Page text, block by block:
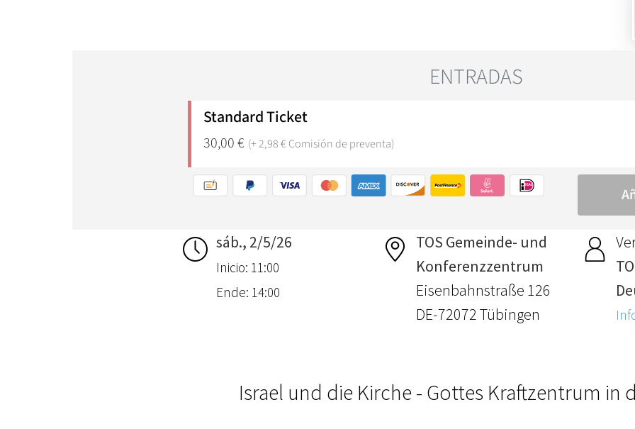
sáb., 2/5/26
Inicio: 11:00
Ende: 14:00
TOS Gemeinde- und
Konferenzzentrum
Eisenbahnstraße 126
DE-72072 Tübingen
Israel und die Kirche - Gottes Kraftzentrum in